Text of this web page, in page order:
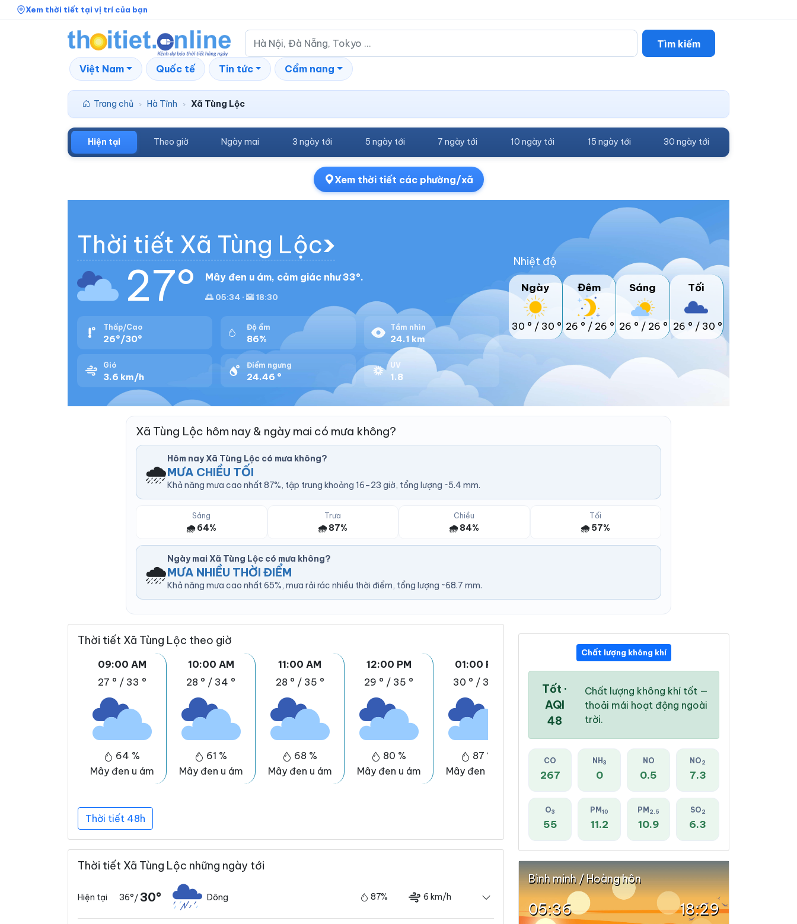
Xem thời tiết tại vị trí của bạn
Tìm kiếm
Việt Nam Quốc tế Tin tức Cẩm nang
Trang chủ › Hà Tĩnh › Xã Tùng Lộc
Hiện tại Theo giờ Ngày mai 3 ngày tới 5 ngày tới 7 ngày tới 10 ngày tới 15 ngày tới 30 ngày tới
Xem thời tiết các phường/xã
Thời tiết Xã Tùng Lộc
27° Mây đen u ám, cảm giác như 33°.
🌅 05:34 · 🌇 18:30
Thấp/Cao
26°/30°
Độ ẩm
86%
Tầm nhìn
24.1 km
Gió
3.6 km/h
Điểm ngưng
24.46 °
UV
1.8
Nhiệt độ
Ngày
30 ° / 30 °
Đêm
26 ° / 26 °
Sáng
26 ° / 26 °
Tối
26 ° / 30 °
Xã Tùng Lộc hôm nay & ngày mai có mưa không?
🌧️
Hôm nay Xã Tùng Lộc có mưa không?
MƯA CHIỀU TỐI
Khả năng mưa cao nhất 87%, tập trung khoảng 16–23 giờ, tổng lượng ~5.4 mm.
Sáng
🌧️ 64%
Trưa
🌧️ 87%
Chiều
🌧️ 84%
Tối
🌧️ 57%
🌧️
Ngày mai Xã Tùng Lộc có mưa không?
MƯA NHIỀU THỜI ĐIỂM
Khả năng mưa cao nhất 65%, mưa rải rác nhiều thời điểm, tổng lượng ~68.7 mm.
Thời tiết Xã Tùng Lộc theo giờ
09:00 AM
27 ° / 33 °
64 %
Mây đen u ám
10:00 AM
28 ° / 34 °
61 %
Mây đen u ám
11:00 AM
28 ° / 35 °
68 %
Mây đen u ám
12:00 PM
29 ° / 35 °
80 %
Mây đen u ám
01:00 PM
30 ° / 36 °
87 %
Mây đen u ám
02:00 PM
30 °
Mây đen u ám
03:00 PM
76 %
Mây đen u ám
Thời tiết 48h
Thời tiết Xã Tùng Lộc những ngày tới
Hiện tại 36°/30° Dông 87% 6 km/h
Chất lượng không khí
Tốt ·
AQI
48
Chất lượng không khí tốt —
thoải mái hoạt động ngoài
trời.
CO
267
NH 3
0
NO
0.5
NO2
7.3
O3
55
PM 10
11.2
PM 2.5
10.9
SO2
6.3
Bình minh / Hoàng hôn
05:36 18:29